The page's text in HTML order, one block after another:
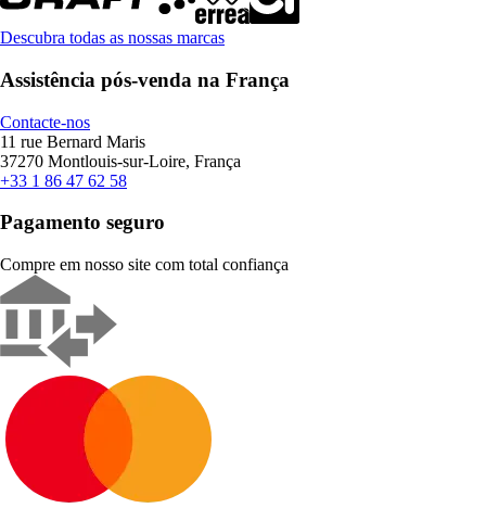
Descubra todas as nossas marcas
Assistência pós-venda na França
Contacte-nos
11 rue Bernard Maris
37270 Montlouis-sur-Loire, França
+33 1 86 47 62 58
Pagamento seguro
Compre em nosso site com total confiança